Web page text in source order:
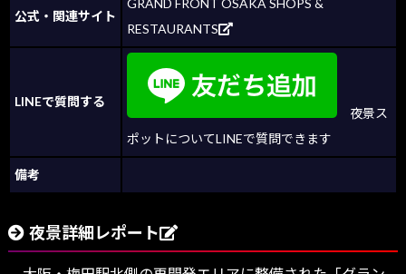
公式・関連サイト
RESTAURANTS
LINEで質問する
夜景ス
ポットについてLINEで質問できます
備考
夜景詳細レポート